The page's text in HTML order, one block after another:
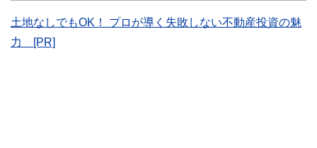
をわかりやすく発信している点です。
土地なしでもOK！ プロが導く失敗しない不動産投資の魅
力 [PR]